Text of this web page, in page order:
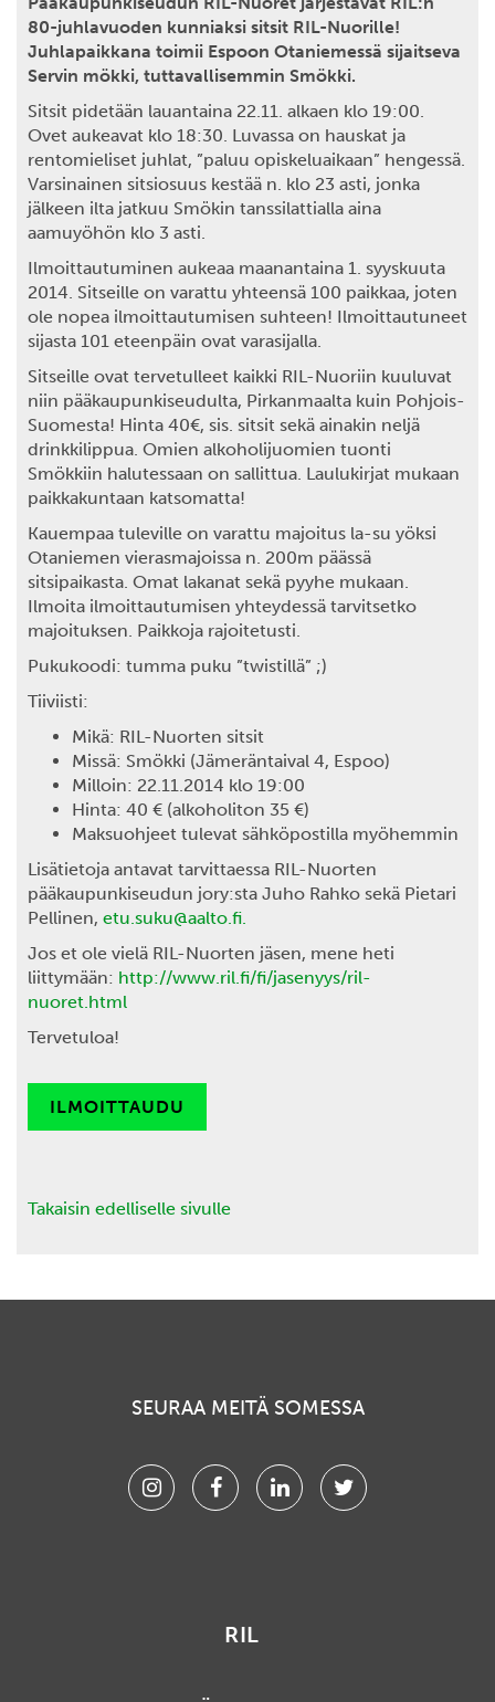
80-juhlavuoden kunniaksi sitsit RIL-Nuorille!
Juhlapaikkana toimii Espoon Otaniemessä sijaitseva
Servin mökki, tuttavallisemmin Smökki.
Sitsit pidetään lauantaina 22.11. alkaen klo 19:00.
Ovet aukeavat klo 18:30. Luvassa on hauskat ja
rentomieliset juhlat, ”paluu opiskeluaikaan” hengessä.
Varsinainen sitsiosuus kestää n. klo 23 asti, jonka
jälkeen ilta jatkuu Smökin tanssilattialla aina
aamuyöhön klo 3 asti.
Ilmoittautuminen aukeaa maanantaina 1. syyskuuta
2014. Sitseille on varattu yhteensä 100 paikkaa, joten
ole nopea ilmoittautumisen suhteen! Ilmoittautuneet
sijasta 101 eteenpäin ovat varasijalla.
Sitseille ovat tervetulleet kaikki RIL-Nuoriin kuuluvat
niin pääkaupunkiseudulta, Pirkanmaalta kuin Pohjois-
Suomesta! Hinta 40€, sis. sitsit sekä ainakin neljä
drinkkilippua. Omien alkoholijuomien tuonti
Smökkiin halutessaan on sallittua. Laulukirjat mukaan
paikkakuntaan katsomatta!
Kauempaa tuleville on varattu majoitus la-su yöksi
Otaniemen vierasmajoissa n. 200m päässä
sitsipaikasta. Omat lakanat sekä pyyhe mukaan.
Ilmoita ilmoittautumisen yhteydessä tarvitsetko
majoituksen. Paikkoja rajoitetusti.
Pukukoodi: tumma puku ”twistillä” ;)
Tiiviisti:
Mikä: RIL-Nuorten sitsit
Missä: Smökki (Jämeräntaival 4, Espoo)
Milloin: 22.11.2014 klo 19:00
Hinta: 40 € (alkoholiton 35 €)
Maksuohjeet tulevat sähköpostilla myöhemmin
Lisätietoja antavat tarvittaessa RIL-Nuorten
pääkaupunkiseudun jory:sta Juho Rahko sekä Pietari
Pellinen, etu.suku@aalto.fi.
Jos et ole vielä RIL-Nuorten jäsen, mene heti
liittymään: http://www.ril.fi/fi/jasenyys/ril-
nuoret.html
Tervetuloa!
ILMOITTAUDU
Takaisin edelliselle sivulle
SEURAA MEITÄ SOMESSA
InstagramFacebookLinkedinTwitter
RIL